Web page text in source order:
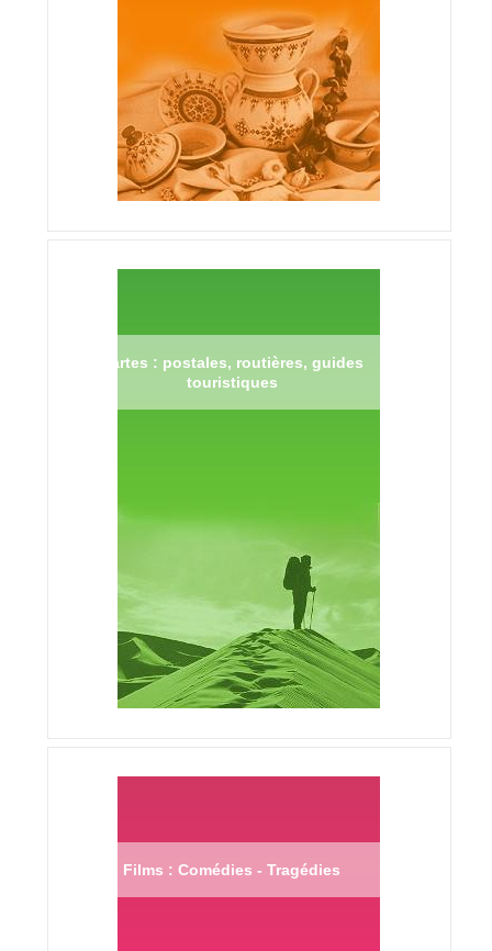
Cartes : postales, routières, guides
touristiques
Films : Comédies - Tragédies